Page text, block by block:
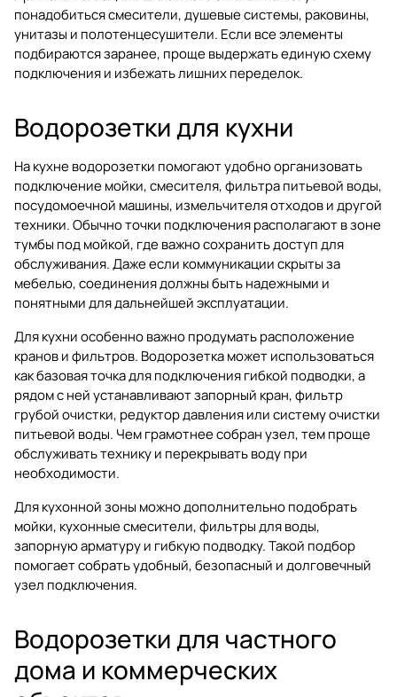
понадобитьсясмесители,душевые системы, раковины,
унитазы и полотенцесушители. Если все элементы
подбираются заранее, проще выдержать единую схему
подключения и избежать лишних переделок.
Водорозетки для кухни
На кухне водорозетки помогают удобно организовать
подключение мойки, смесителя, фильтра питьевой воды,
посудомоечной машины, измельчителя отходов и другой
техники. Обычно точки подключения располагают в зоне
тумбы под мойкой, где важно сохранить доступ для
обслуживания. Даже если коммуникации скрыты за
мебелью, соединения должны быть надежными и
понятными для дальнейшей эксплуатации.
Для кухни особенно важно продумать расположение
кранов и фильтров. Водорозетка может использоваться
как базовая точка для подключения гибкой подводки, а
рядом с ней устанавливают запорный кран, фильтр
грубой очистки, редуктор давления или систему очистки
питьевой воды. Чем грамотнее собран узел, тем проще
обслуживать технику и перекрывать воду при
необходимости.
Для кухонной зоны можно дополнительно подобрать
мойки, кухонные смесители,фильтры для воды,
запорную арматуруи гибкую подводку. Такой подбор
помогает собрать удобный, безопасный и долговечный
узел подключения.
Водорозетки для частного
дома и коммерческих